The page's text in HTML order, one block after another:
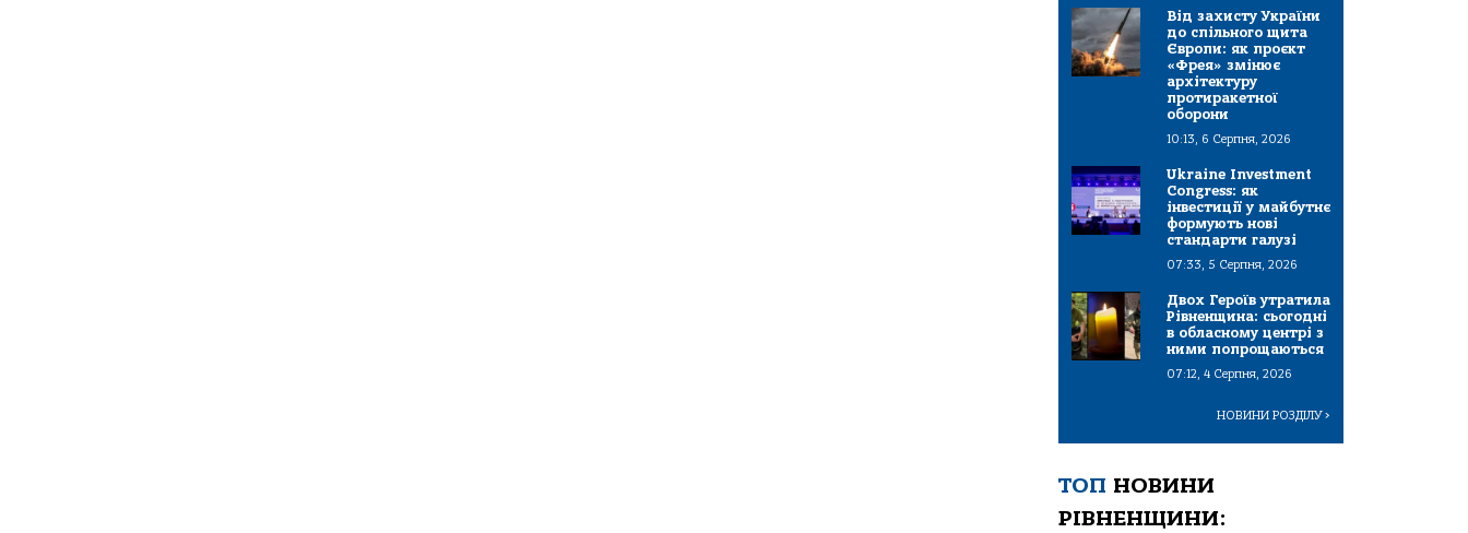
Від захисту України
до спільного щита
Європи: як проєкт
«Фрея» змінює
архітектуру
протиракетної
оборони
10:13, 6 Серпня, 2026
Ukraine Investment
Congress: як
інвестиції у майбутнє
формують нові
стандарти галузі
07:33, 5 Серпня, 2026
Двох Героїв утратила
Рівненщина: сьогодні
в обласному центрі з
ними попрощаються
07:12, 4 Серпня, 2026
НОВИНИ РОЗДІЛУ>
ТОП НОВИНИ
РІВНЕНЩИНИ: